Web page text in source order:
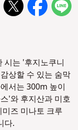
시는 '후지노쿠니
상할 수 있는 숨막
서는 300m 높이
'와 후지산과 미호
즈 미나토 크루
다.